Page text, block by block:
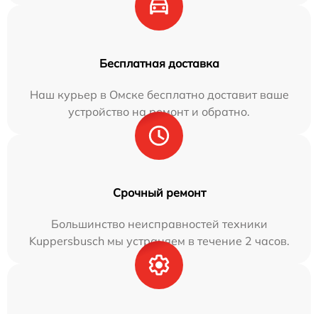
Бесплатная доставка
Наш курьер в Омске бесплатно доставит ваше
устройство на ремонт и обратно.
Срочный ремонт
Большинство неисправностей техники
Kuppersbusch мы устраняем в течение 2 часов.